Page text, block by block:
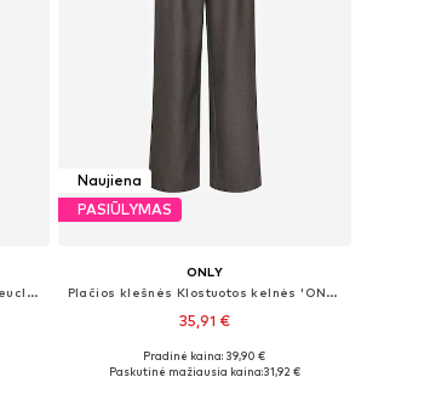
Plačios klešnės Kelnės 'Adicolor Neuclassics'
Naujiena
PASIŪLYMAS
ONLY
Plačios klešnės Klostuotos kelnės 'ONLLinda'
35,91 €
+1
Pradinė kaina: 39,90 €
Paskutinė mažiausia kaina:31,92 €